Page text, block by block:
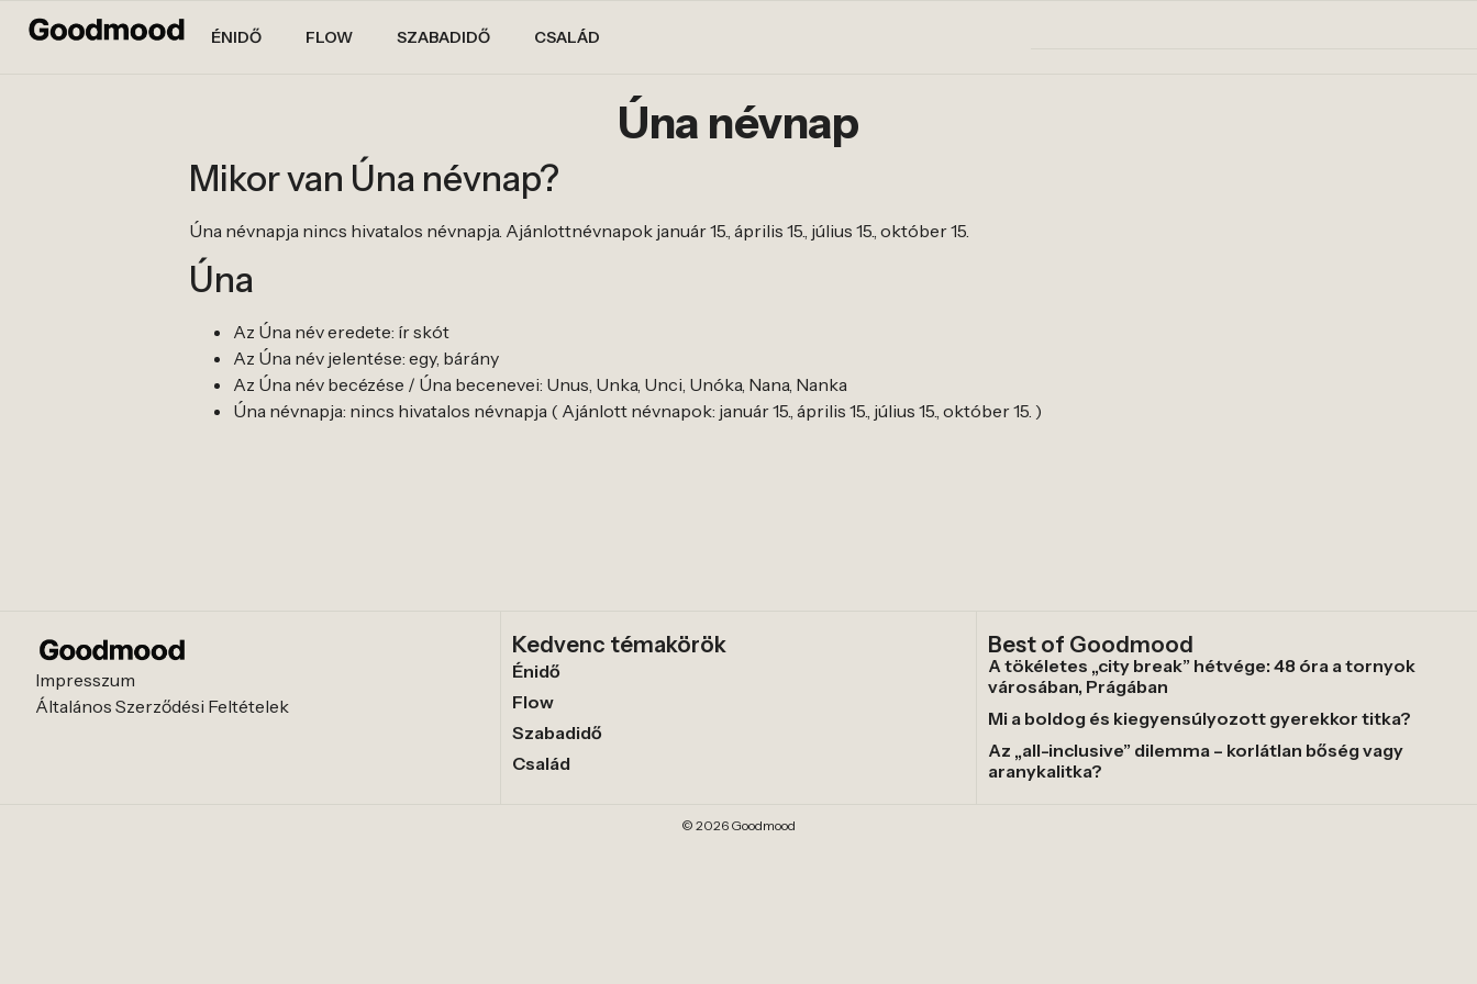
ÉNIDŐ FLOW SZABADIDŐ CSALÁD
Úna névnap
Mikor van Úna névnap?
Úna névnapja nincs hivatalos névnapja. Ajánlottnévnapok január 15., április 15., július 15., október 15.
Úna
Az Úna név eredete: ír skót
Az Úna név jelentése: egy, bárány
Az Úna név becézése / Úna becenevei: Unus, Unka, Unci, Unóka, Nana, Nanka
Úna névnapja: nincs hivatalos névnapja ( Ajánlott névnapok: január 15., április 15., július 15., október 15. )
Impresszum
Általános Szerződési Feltételek
Kedvenc témakörök
Énidő
Flow
Szabadidő
Család
Best of Goodmood
A tökéletes „city break” hétvége: 48 óra a tornyok
városában, Prágában
Mi a boldog és kiegyensúlyozott gyerekkor titka?
Az „all-inclusive” dilemma – korlátlan bőség vagy
aranykalitka?
© 2026 Goodmood